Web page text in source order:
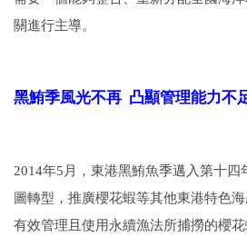
關進行主導。
黑鮪季風光不再 凸顯管理能力不
2014年5月，東港黑鮪魚季邁入第十四
圖轉型，推廣櫻花蝦等其他東港特色
有效管理且使用永續漁法所捕撈的櫻